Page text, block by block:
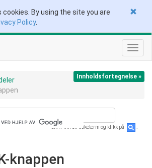
By using the site you are
Policy.
Innholdsfortegnelse »
Skriv inn en søketerm og klikk på
knappen